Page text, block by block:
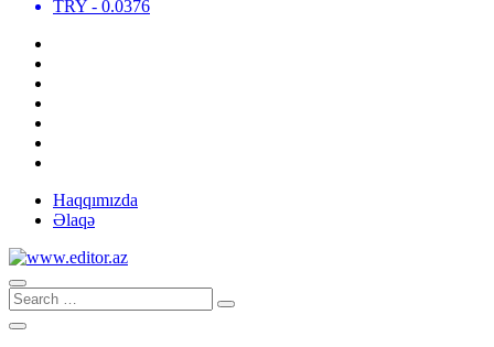
TRY - 0.0376
Haqqımızda
Əlaqə